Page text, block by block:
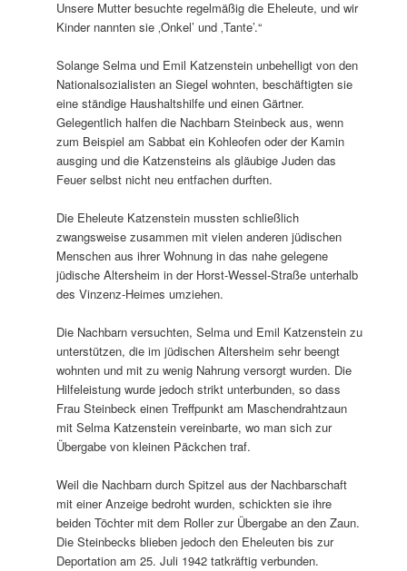
Unsere Mutter besuchte regelmäßig die Eheleute, und wir
Kinder nannten sie ‚Onkel’ und ‚Tante’.“
Solange Selma und Emil Katzenstein unbehelligt von den
Nationalsozialisten an Siegel wohnten, beschäftigten sie
eine ständige Haushaltshilfe und einen Gärtner.
Gelegentlich halfen die Nachbarn Steinbeck aus, wenn
zum Beispiel am Sabbat ein Kohleofen oder der Kamin
ausging und die Katzensteins als gläubige Juden das
Feuer selbst nicht neu entfachen durften.
Die Eheleute Katzenstein mussten schließlich
zwangsweise zusammen mit vielen anderen jüdischen
Menschen aus ihrer Wohnung in das nahe gelegene
jüdische Altersheim in der Horst-Wessel-Straße unterhalb
des Vinzenz-Heimes umziehen.
Die Nachbarn versuchten, Selma und Emil Katzenstein zu
unterstützen, die im jüdischen Altersheim sehr beengt
wohnten und mit zu wenig Nahrung versorgt wurden. Die
Hilfeleistung wurde jedoch strikt unterbunden, so dass
Frau Steinbeck einen Treffpunkt am Maschendrahtzaun
mit Selma Katzenstein vereinbarte, wo man sich zur
Übergabe von kleinen Päckchen traf.
Weil die Nachbarn durch Spitzel aus der Nachbarschaft
mit einer Anzeige bedroht wurden, schickten sie ihre
beiden Töchter mit dem Roller zur Übergabe an den Zaun.
Die Steinbecks blieben jedoch den Eheleuten bis zur
Deportation am 25. Juli 1942 tatkräftig verbunden.